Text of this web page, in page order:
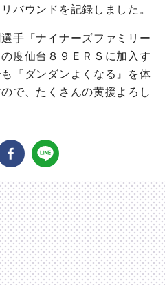
バウンドを記録しました。
手「ナイナーズファミリー
度仙台８９ＥＲＳに加入す
『ダンダンよくなる』を体
で、たくさんの黄援よろし